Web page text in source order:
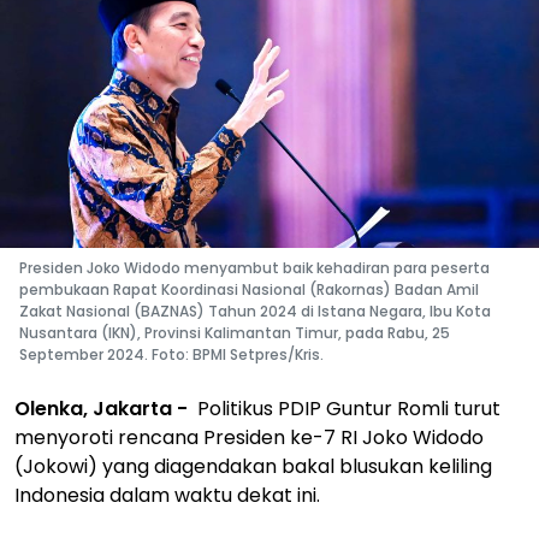
Presiden Joko Widodo menyambut baik kehadiran para peserta
pembukaan Rapat Koordinasi Nasional (Rakornas) Badan Amil
Zakat Nasional (BAZNAS) Tahun 2024 di Istana Negara, Ibu Kota
Nusantara (IKN), Provinsi Kalimantan Timur, pada Rabu, 25
September 2024. Foto: BPMI Setpres/Kris.
Olenka, Jakarta - Politikus PDIP Guntur Romli turut
menyoroti rencana Presiden ke-7 RI Joko Widodo
(Jokowi) yang diagendakan bakal blusukan keliling
Indonesia dalam waktu dekat ini.